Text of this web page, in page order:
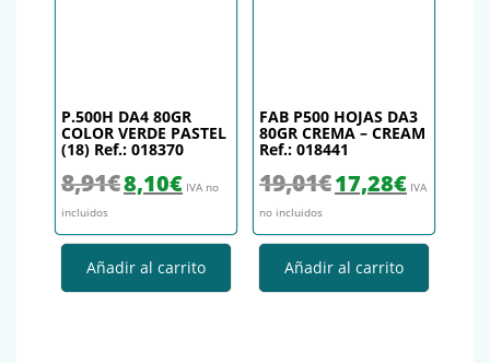
P.500H DA4 80GR
COLOR VERDE PASTEL
(18) Ref.: 018370
8,91€ El precio original era: 8,91€.
8,10€El precio actual es: 8,10€.
IVA no
incluidos
Añadir al carrito
FAB P500 HOJAS DA3
80GR CREMA – CREAM
Ref.: 018441
19,01€ El precio original era:
17,28€El precio
IVA
no incluidos
Añadir al carrito